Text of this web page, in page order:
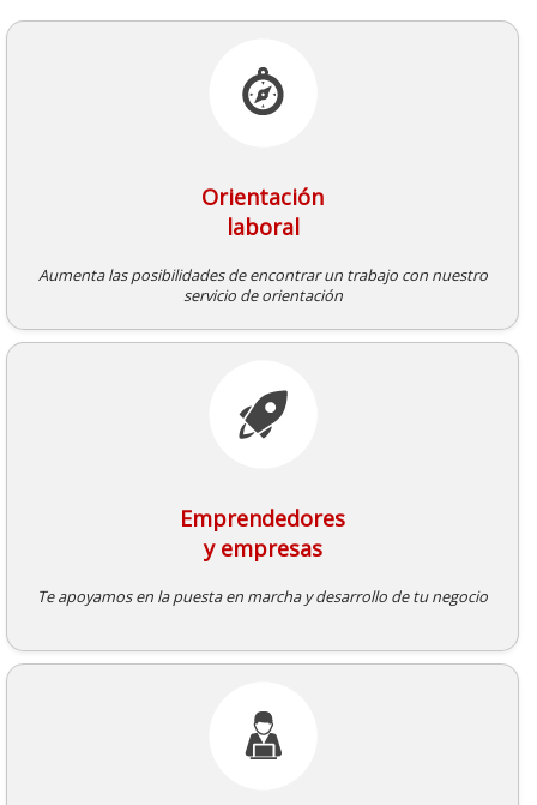
Orientación
laboral
Aumenta las posibilidades de encontrar un trabajo con nuestro
servicio de orientación
Emprendedores
y empresas
Te apoyamos en la puesta en marcha y desarrollo de tu negocio